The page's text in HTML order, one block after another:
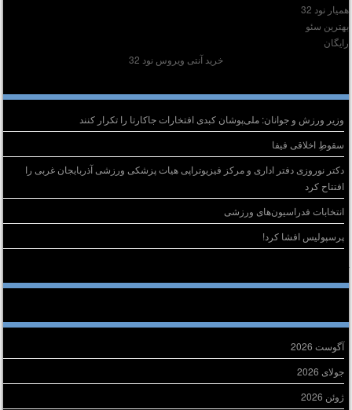
نود 32
سئو
خرید آنتی ویروس نود 32
وزیر ورزش و جوانان: ملی‌پوشان کبدی افتخارات جاکارتا را تکرار کنند
سقوطِ اخلاقی فیفا
دکتر نوروزی دفتر اداری و مرکز فیزیوتراپی هیات پزشکی ورزشی آذربایجان غربی را
افتتاح کرد
انتخابات فدراسیون‌های ورزشی
پرسپولیس افشا کرد!
دیدگاه‌ها
آگوست 2026
جولای 2026
ژوئن 2026